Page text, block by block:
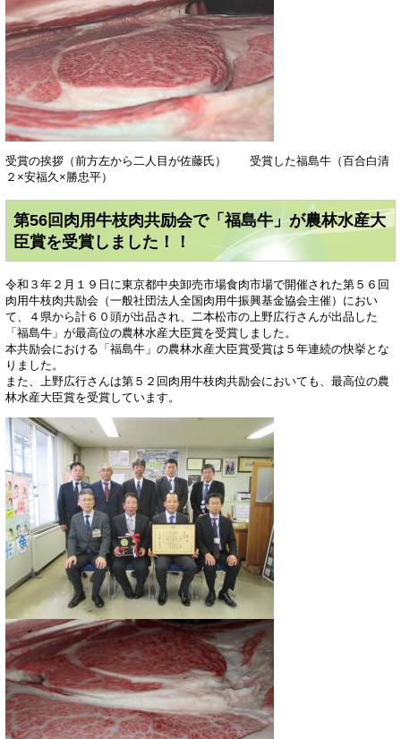
受賞の挨拶（前方左から二人目が佐藤氏） 受賞した福島牛（百合白清
２×安福久×勝忠平）
第56回肉用牛枝肉共励会で「福島牛」が農林水産大
臣賞を受賞しました！！
令和３年２月１９日に東京都中央卸売市場食肉市場で開催された第５６回
肉用牛枝肉共励会（一般社団法人全国肉用牛振興基金協会主催）におい
て、４県から計６０頭が出品され、二本松市の上野広行さんが出品した
「福島牛」が最高位の農林水産大臣賞を受賞しました。
本共励会における「福島牛」の農林水産大臣賞受賞は５年連続の快挙とな
りました。
また、上野広行さんは第５２回肉用牛枝肉共励会においても、最高位の農
林水産大臣賞を受賞しています。